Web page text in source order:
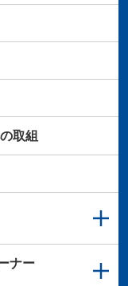
取組
ナー